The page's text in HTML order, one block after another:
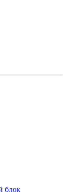
блок